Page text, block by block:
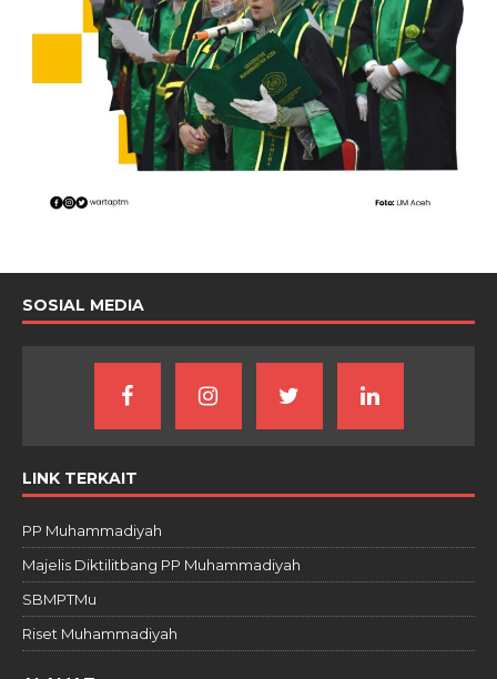
SOSIAL MEDIA
LINK TERKAIT
PP Muhammadiyah
Majelis Diktilitbang PP Muhammadiyah
SBMPTMu
Riset Muhammadiyah